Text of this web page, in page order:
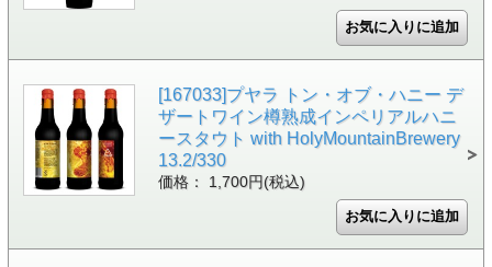
[167033]プヤラ トン・オブ・ハニー デ
ザートワイン樽熟成インペリアルハニ
ースタウト with HolyMountainBrewery
13.2/330
価格： 1,700円(税込)